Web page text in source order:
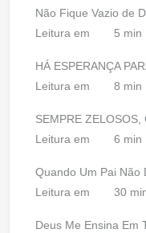
Não Fique Vazio de
Leitura em
5 min
HÁ ESPERANÇA
Leitura em
8 min
SEMPRE ZELOSOS,
Leitura em
6 min
Quando Um Pai Não
Leitura em
30
Deus Me Ensina Em